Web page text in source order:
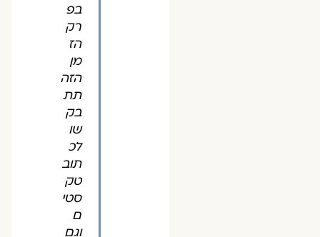
בפ
רק
הז
מן
הזה
תת
בק
שו
לכ
תוב
טק
סטי
ם
וגם